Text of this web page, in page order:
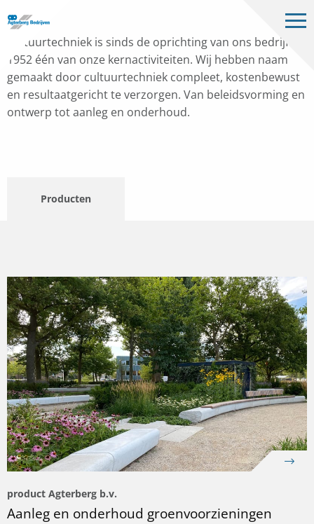
Bedrijven
Projecten
Over ons
Cultuurtechniek is sinds de oprichting van ons bedrijf in
1952 één van onze kernactiviteiten. Wij hebben naam
gemaakt door cultuurtechniek compleet, kostenbewust
en resultaatgericht te verzorgen. Van beleidsvorming en
ontwerp tot aanleg en onderhoud.
Producten
product Agterberg b.v.
Aanleg en onderhoud groenvoorzieningen